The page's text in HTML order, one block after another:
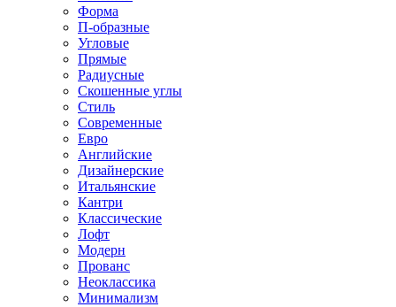
Форма
П-образные
Угловые
Прямые
Радиусные
Скошенные углы
Стиль
Современные
Евро
Английские
Дизайнерские
Итальянские
Кантри
Классические
Лофт
Модерн
Прованс
Неоклассика
Минимализм